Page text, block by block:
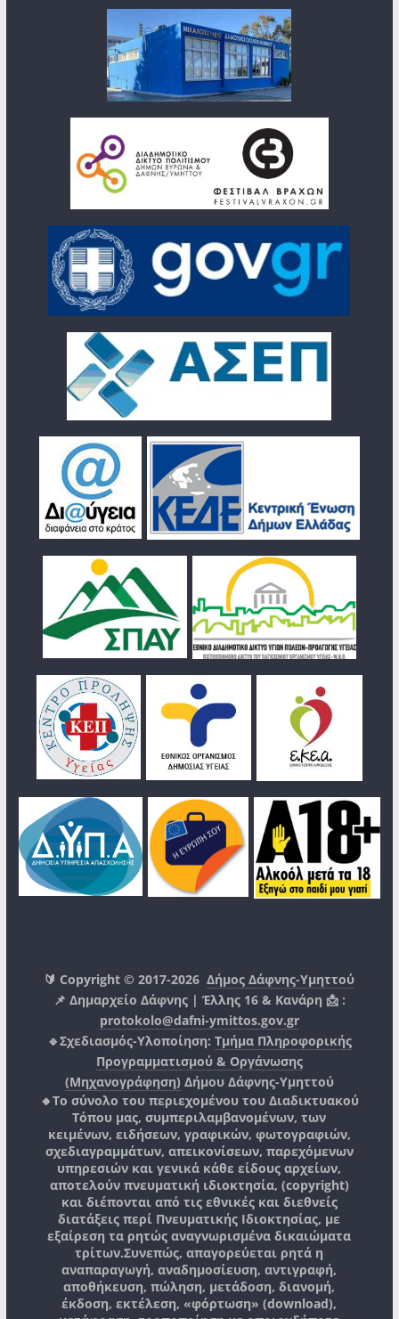
🔰 Copyright © 2017-2026Δήμος Δάφνης-Υμηττού
📌 Δημαρχείο Δάφνης | Έλλης 16 & Κανάρη 📩 :
protokolo@dafni-ymittos.gov.gr
🔹Σχεδιασμός-Υλοποίηση: Τμήμα Πληροφορικής
Προγραμματισμού & Οργάνωσης
(Μηχανογράφηση) Δήμου Δάφνης-Υμηττού
🔸Το σύνολο του περιεχομένου του Διαδικτυακού
Τόπου μας, συμπεριλαμβανομένων, των
κειμένων, ειδήσεων, γραφικών, φωτογραφιών,
σχεδιαγραμμάτων, απεικονίσεων, παρεχόμενων
υπηρεσιών και γενικά κάθε είδους αρχείων,
αποτελούν πνευματική ιδιοκτησία, (copyright)
και διέπονται από τις εθνικές και διεθνείς
διατάξεις περί Πνευματικής Ιδιοκτησίας, με
εξαίρεση τα ρητώς αναγνωρισμένα δικαιώματα
τρίτων.Συνεπώς, απαγορεύεται ρητά η
αναπαραγωγή, αναδημοσίευση, αντιγραφή,
αποθήκευση, πώληση, μετάδοση, διανομή,
έκδοση, εκτέλεση, «φόρτωση» (download),